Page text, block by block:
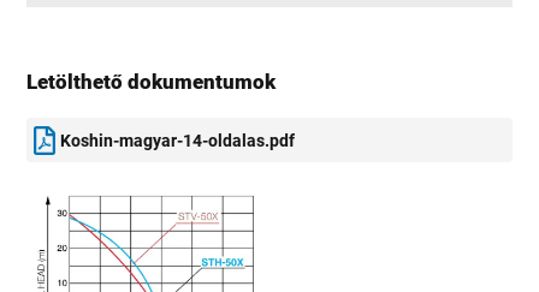
Letölthető dokumentumok
Koshin-magyar-14-oldalas.pdf